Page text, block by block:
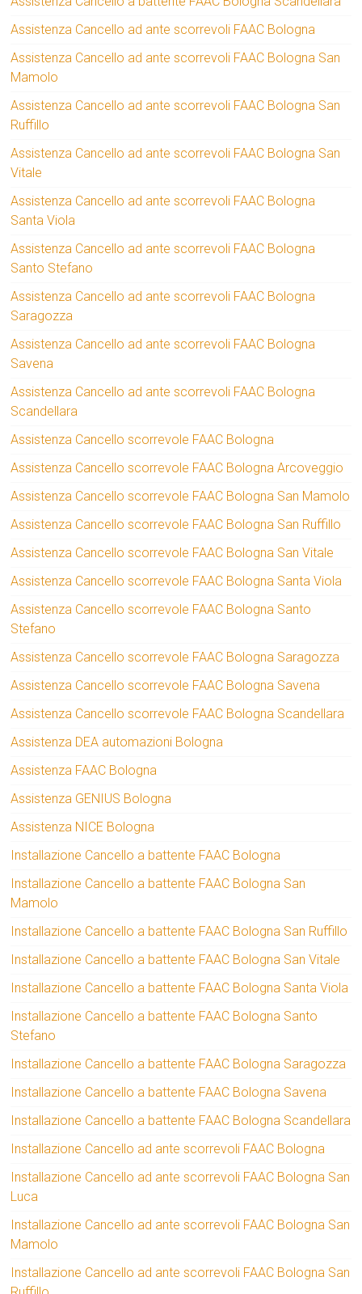
Assistenza Cancello ad ante scorrevoli FAAC Bologna
Assistenza Cancello ad ante scorrevoli FAAC Bologna San
Mamolo
Assistenza Cancello ad ante scorrevoli FAAC Bologna San
Ruffillo
Assistenza Cancello ad ante scorrevoli FAAC Bologna San
Vitale
Assistenza Cancello ad ante scorrevoli FAAC Bologna
Santa Viola
Assistenza Cancello ad ante scorrevoli FAAC Bologna
Santo Stefano
Assistenza Cancello ad ante scorrevoli FAAC Bologna
Saragozza
Assistenza Cancello ad ante scorrevoli FAAC Bologna
Savena
Assistenza Cancello ad ante scorrevoli FAAC Bologna
Scandellara
Assistenza Cancello scorrevole FAAC Bologna
Assistenza Cancello scorrevole FAAC Bologna Arcoveggio
Assistenza Cancello scorrevole FAAC Bologna San Mamolo
Assistenza Cancello scorrevole FAAC Bologna San Ruffillo
Assistenza Cancello scorrevole FAAC Bologna San Vitale
Assistenza Cancello scorrevole FAAC Bologna Santa Viola
Assistenza Cancello scorrevole FAAC Bologna Santo
Stefano
Assistenza Cancello scorrevole FAAC Bologna Saragozza
Assistenza Cancello scorrevole FAAC Bologna Savena
Assistenza Cancello scorrevole FAAC Bologna Scandellara
Assistenza DEA automazioni Bologna
Assistenza FAAC Bologna
Assistenza GENIUS Bologna
Assistenza NICE Bologna
Installazione Cancello a battente FAAC Bologna
Installazione Cancello a battente FAAC Bologna San
Mamolo
Installazione Cancello a battente FAAC Bologna San Ruffillo
Installazione Cancello a battente FAAC Bologna San Vitale
Installazione Cancello a battente FAAC Bologna Santa Viola
Installazione Cancello a battente FAAC Bologna Santo
Stefano
Installazione Cancello a battente FAAC Bologna Saragozza
Installazione Cancello a battente FAAC Bologna Savena
Installazione Cancello a battente FAAC Bologna Scandellara
Installazione Cancello ad ante scorrevoli FAAC Bologna
Installazione Cancello ad ante scorrevoli FAAC Bologna San
Luca
Installazione Cancello ad ante scorrevoli FAAC Bologna San
Mamolo
Installazione Cancello ad ante scorrevoli FAAC Bologna San